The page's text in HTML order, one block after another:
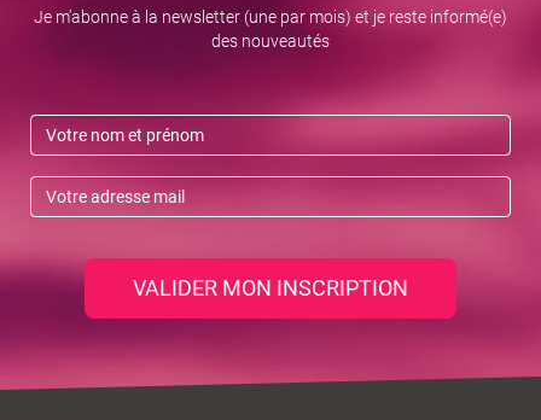
Je m’abonne à la newsletter (une par mois) et je reste informé(e)
des nouveautés
VALIDER MON INSCRIPTION